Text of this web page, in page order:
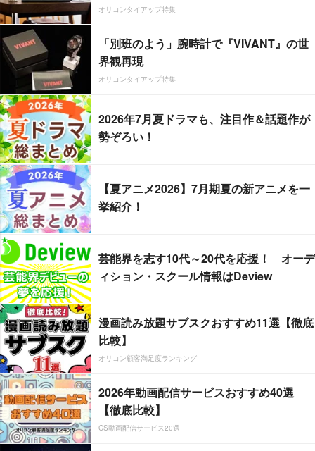
オリコンタイアップ特集
「別班のよう」腕時計で『VIVANT』の世
界観再現
オリコンタイアップ特集
2026年7月夏ドラマも、注目作＆話題作が
勢ぞろい！
【夏アニメ2026】7月期夏の新アニメを一
挙紹介！
芸能界を志す10代～20代を応援！ オーデ
ィション・スクール情報はDeview
漫画読み放題サブスクおすすめ11選【徹底
比較】
オリコン顧客満足度ランキング
2026年動画配信サービスおすすめ40選
【徹底比較】
CS動画配信サービス20選